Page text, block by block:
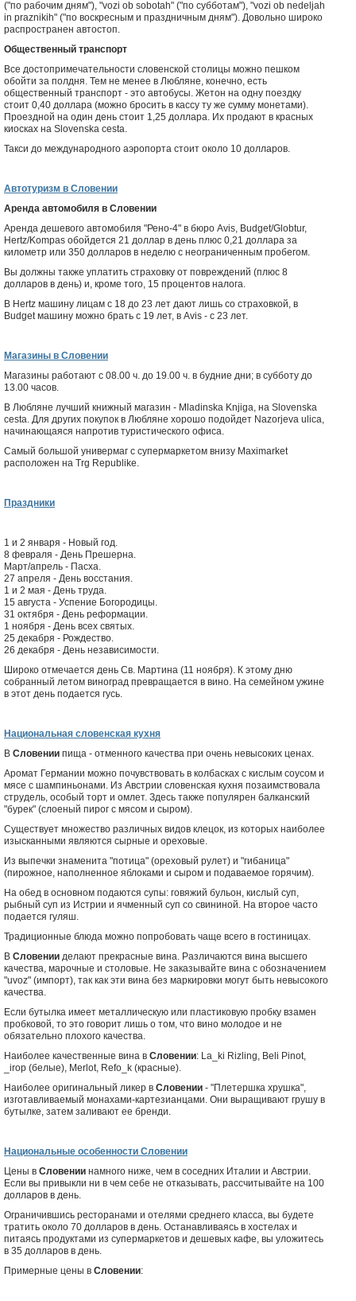
("по рабочим дням"), "vozi ob sobotah" ("по субботам"), "vozi ob nedeljah
in praznikih" ("по воскресным и праздничным дням"). Довольно широко
распространен автостоп.
Общественный транспорт
Все достопримечательности словенской столицы можно пешком
обойти за полдня. Тем не менее в Любляне, конечно, есть
общественный транспорт - это автобусы. Жетон на одну поездку
стоит 0,40 доллара (можно бросить в кассу ту же сумму монетами).
Проездной на один день стоит 1,25 доллара. Их продают в красных
киосках на Slovenska cesta.
Такси до международного аэропорта стоит около 10 долларов.
Автотуризм в Словении
Аренда автомобиля в Словении
Аренда дешевого автомобиля "Рено-4" в бюро Avis, Budget/Globtur,
Hertz/Kompas обойдется 21 доллар в день плюс 0,21 доллара за
километр или 350 долларов в неделю с неограниченным пробегом.
Вы должны также уплатить страховку от повреждений (плюс 8
долларов в день) и, кроме того, 15 процентов налога.
В Hertz машину лицам с 18 до 23 лет дают лишь со страховкой, в
Budget машину можно брать с 19 лет, в Avis - с 23 лет.
Магазины в Словении
Магазины работают с 08.00 ч. до 19.00 ч. в будние дни; в субботу до
13.00 часов.
В Любляне лучший книжный магазин - Mladinska Knjiga, на Slovenska
cesta. Для других покупок в Любляне хорошо подойдет Nazorjeva ulica,
начинающаяся напротив туристического офиса.
Самый большой универмаг с супермаркетом внизу Maximarket
расположен на Trg Republike.
Праздники
1 и 2 января - Новый год.
8 февраля - День Прешерна.
Март/апрель - Пасха.
27 апреля - День восстания.
1 и 2 мая - День труда.
15 августа - Успение Богородицы.
31 октября - День реформации.
1 ноября - День всех святых.
25 декабря - Рождество.
26 декабря - День независимости.
Широко отмечается день Св. Мартина (11 ноября). К этому дню
собранный летом виноград превращается в вино. На семейном ужине
в этот день подается гусь.
Национальная словенская кухня
В Словении пища - отменного качества при очень невысоких ценах.
Аромат Германии можно почувствовать в колбасках с кислым соусом и
мясе с шампиньонами. Из Австрии словенская кухня позаимствовала
струдель, особый торт и омлет. Здесь также популярен балканский
"бурек" (слоеный пирог с мясом и сыром).
Существует множество различных видов клецок, из которых наиболее
изысканными являются сырные и ореховые.
Из выпечки знаменита "потица" (ореховый рулет) и "гибаница"
(пирожное, наполненное яблоками и сыром и подаваемое горячим).
На обед в основном подаются супы: говяжий бульон, кислый суп,
рыбный суп из Истрии и ячменный суп со свининой. На второе часто
подается гуляш.
Традиционные блюда можно попробовать чаще всего в гостиницах.
В Словении делают прекрасные вина. Различаются вина высшего
качества, марочные и столовые. Не заказывайте вина с обозначением
"uvoz" (импорт), так как эти вина без маркировки могут быть невысокого
качества.
Если бутылка имеет металлическую или пластиковую пробку взамен
пробковой, то это говорит лишь о том, что вино молодое и не
обязательно плохого качества.
Наиболее качественные вина в Словении: La_ki Rizling, Beli Pinot,
_irop (белые), Merlot, Refo_k (красные).
Наиболее оригинальный ликер в Словении - "Плетершка хрушка",
изготавливаемый монахами-картезианцами. Они выращивают грушу в
бутылке, затем заливают ее бренди.
Национальные особенности Словении
Цены в Словении намного ниже, чем в соседних Италии и Австрии.
Если вы привыкли ни в чем себе не отказывать, рассчитывайте на 100
долларов в день.
Ограничившись ресторанами и отелями среднего класса, вы будете
тратить около 70 долларов в день. Останавливаясь в хостелах и
питаясь продуктами из супермаркетов и дешевых кафе, вы уложитесь
в 35 долларов в день.
Примерные цены в Словении: